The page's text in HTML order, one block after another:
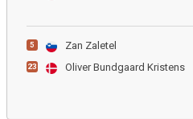
5 Zan Zaletel
23 Oliver Bundgaard Kristens